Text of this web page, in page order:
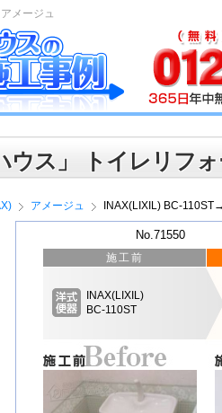
メージュ
ウス」 トイレリフ
アメージュ INAX(LIXIL) BC-
No.71550
施工前
INAX(LIXIL)
BC-110ST